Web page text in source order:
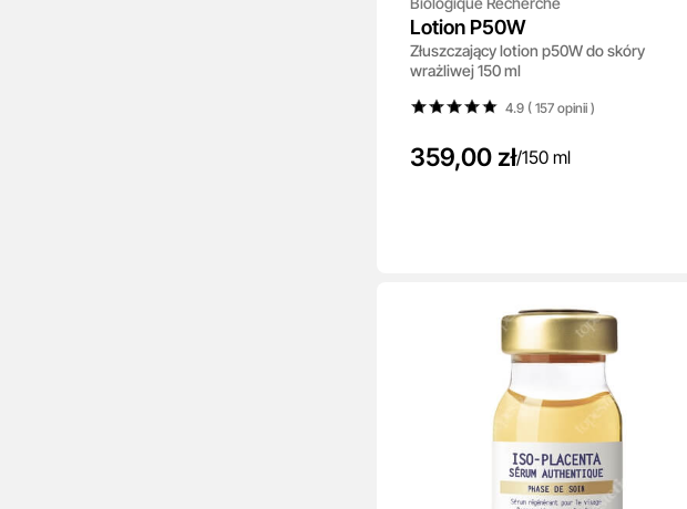
Lotion P50W
Złuszczający lotion p50W do skóry
wrażliwej 150 ml
4.9 ( 157opinii)
359,00 zł/150 ml